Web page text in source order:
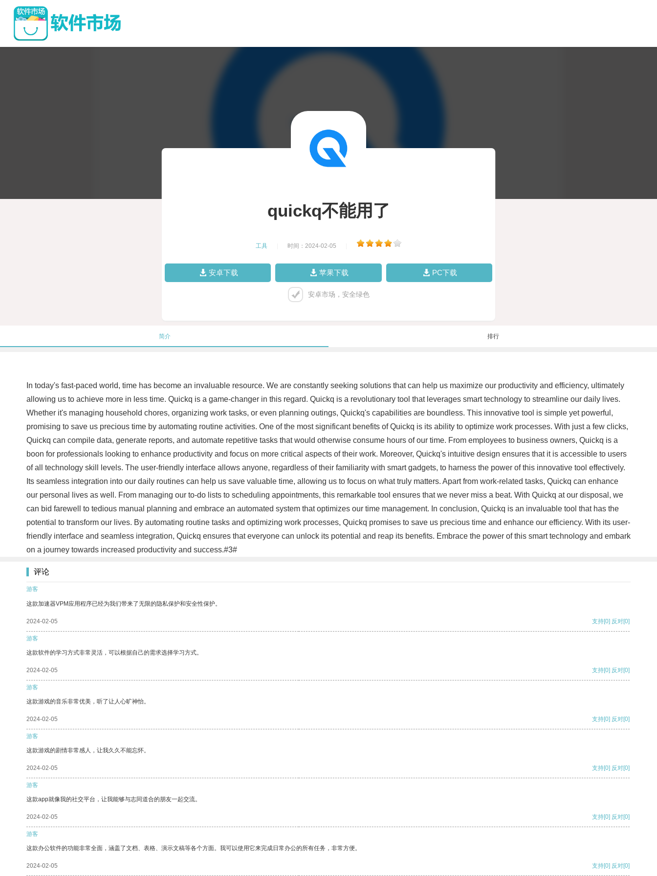
quickq不能用了
工具 时间：2024-02-05
安卓下载 苹果下载 PC下载
安卓市场，安全绿色
简介 排行
In today's fast-paced world, time has become an invaluable resource. We are constantly seeking solutions that can help us maximize our productivity and efficiency, ultimately
allowing us to achieve more in less time. Quickq is a game-changer in this regard. Quickq is a revolutionary tool that leverages smart technology to streamline our daily lives.
Whether it's managing household chores, organizing work tasks, or even planning outings, Quickq's capabilities are boundless. This innovative tool is simple yet powerful,
promising to save us precious time by automating routine activities. One of the most significant benefits of Quickq is its ability to optimize work processes. With just a few clicks,
Quickq can compile data, generate reports, and automate repetitive tasks that would otherwise consume hours of our time. From employees to business owners, Quickq is a
boon for professionals looking to enhance productivity and focus on more critical aspects of their work. Moreover, Quickq's intuitive design ensures that it is accessible to users
of all technology skill levels. The user-friendly interface allows anyone, regardless of their familiarity with smart gadgets, to harness the power of this innovative tool effectively.
Its seamless integration into our daily routines can help us save valuable time, allowing us to focus on what truly matters. Apart from work-related tasks, Quickq can enhance
our personal lives as well. From managing our to-do lists to scheduling appointments, this remarkable tool ensures that we never miss a beat. With Quickq at our disposal, we
can bid farewell to tedious manual planning and embrace an automated system that optimizes our time management. In conclusion, Quickq is an invaluable tool that has the
potential to transform our lives. By automating routine tasks and optimizing work processes, Quickq promises to save us precious time and enhance our efficiency. With its user-
friendly interface and seamless integration, Quickq ensures that everyone can unlock its potential and reap its benefits. Embrace the power of this smart technology and embark
on a journey towards increased productivity and success.#3#
评论
游客
这款加速器VPM应用程序已经为我们带来了无限的隐私保护和安全性保护。
2024-02-05 支持[0] 反对[0]
游客
这款软件的学习方式非常灵活，可以根据自己的需求选择学习方式。
2024-02-05 支持[0] 反对[0]
游客
这款游戏的音乐非常优美，听了让人心旷神怡。
2024-02-05 支持[0] 反对[0]
游客
这款游戏的剧情非常感人，让我久久不能忘怀。
2024-02-05 支持[0] 反对[0]
游客
这款app就像我的社交平台，让我能够与志同道合的朋友一起交流。
2024-02-05 支持[0] 反对[0]
游客
这款办公软件的功能非常全面，涵盖了文档、表格、演示文稿等各个方面。我可以使用它来完成日常办公的所有任务，非常方便。
2024-02-05 支持[0] 反对[0]